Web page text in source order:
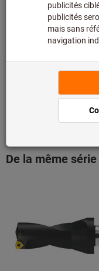
Détails du produit
Description
De la même série